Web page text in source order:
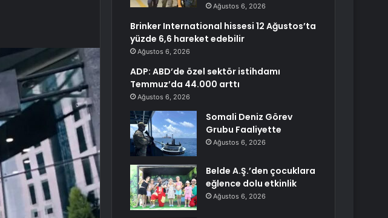
Ağustos 6, 2026
Brinker International hissesi 12 Ağustos’ta
yüzde 6,6 hareket edebilir
Ağustos 6, 2026
ADP: ABD’de özel sektör istihdamı
Temmuz’da 44.000 arttı
Ağustos 6, 2026
Somali Deniz Görev
Grubu Faaliyette
Ağustos 6, 2026
Belde A.Ş.’den çocuklara
eğlence dolu etkinlik
Ağustos 6, 2026